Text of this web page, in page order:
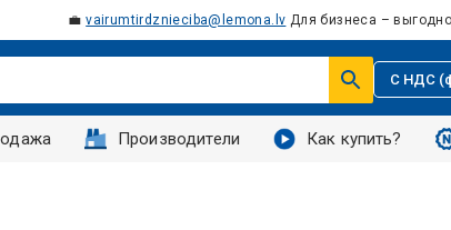
💼vairumtirdznieciba@lemona.lv Для бизнеса –
С НДС
Производители Как купить?